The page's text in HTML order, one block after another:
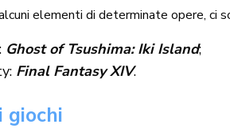
elementi di determinate opere,
Ghost of Tsushima: Iki Island;
Final Fantasy XIV.
giochi